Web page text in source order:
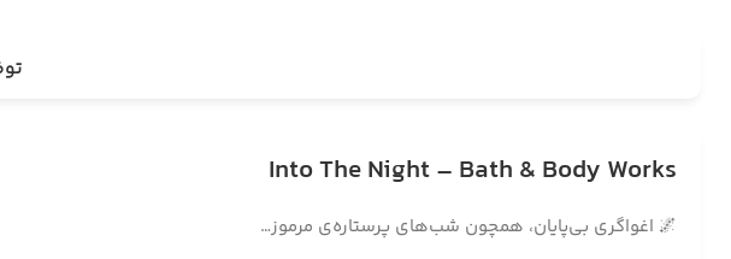
Into The Night – Bath & Body Works
🌌 اغواگری بی‌پایان، همچون شب‌های پرستاره‌ی مرموز…